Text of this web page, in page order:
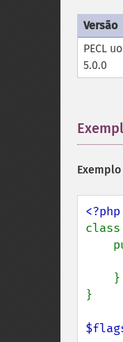
Versão
PECL
5.0.0
class
}